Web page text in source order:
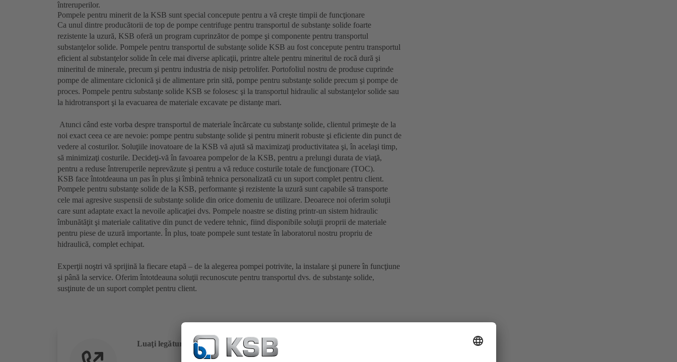
întreruperilor.
Pompele pentru minerit de la KSB sunt special concepute pentru a vă creşte timpii de funcţionare
Ca unul dintre producătorii de top de pompe centrifuge pentru transportul de substanţe solide foarte
rezistente la uzură, KSB oferă un program cuprinzător de pompe şi componente pentru transportul
substanţelor solide. Pompele pentru transportul de substanţe solide KSB au fost concepute pentru transportul
eficient al substanţelor solide în cele mai diverse aplicaţii, printre altele pentru mineritul de rocă dură şi
mineritul de minerale, precum şi pentru industria de nisip petrolifer. Portofoliul nostru de produse cuprinde
pompe de alimentare ciclonică şi de alimentare prin sită, pompe pentru substanţe solide precum şi pompe de
proces. Pompele pentru substanţe solide KSB se folosesc şi la transportul hidraulic al substanţelor solide sau
la hidrotransport şi la evacuarea de materiale excavate pe distanţe mari.
Atunci când este vorba despre transportul de materiale încărcate cu substanţe solide, clientul primeşte de la
noi exact ceea ce are nevoie: pompe pentru substanţe solide şi pentru minerit robuste şi eficiente din punct de
vedere al costurilor. Soluţiile inovatoare de la KSB vă ajută să maximizaţi productivitatea şi, în acelaşi timp,
să minimizaţi costurile. Decideţi-vă în favoarea pompelor de la KSB, pentru a prelungi durata de viaţă,
pentru a reduse întreruperile neprevăzute şi pentru a vă reduce costurile totale de funcţionare (TOC).
KSB face întotdeauna un pas în plus şi îmbină tehnica personalizată cu un suport complet pentru client.
Pompele pentru substanţe solide de la KSB, performante şi rezistente la uzură sunt capabile să transporte
cele mai agresive suspensii de substanţe solide din orice domeniu de utilizare. Deoarece noi oferim soluţii
care sunt adaptate exact la nevoile aplicaţiei dvs. Pompele noastre se disting printr-un sistem hidraulic
îmbunătăţit şi materiale calitative din punct de vedere tehnic, fiind disponibile soluţii proprii de materiale
pentru piese de uzură importante. În plus, toate pompele sunt testate în laboratorul nostru propriu de
hidraulică, complet echipat.
Experţii noştri vă sprijină la fiecare etapă – de la alegerea pompei potrivite, la instalare şi punere în funcţiune
şi până la service. Oferim întotdeauna soluţii recunoscute pentru transportul dvs. de substanţe solide,
susţinute de un suport complet pentru client.
Luaţi legătura cu noi.